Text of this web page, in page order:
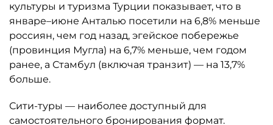
культуры и туризма Турции показывает, что в
январе–июне Анталью посетили на 6,8% меньше
россиян, чем год назад, эгейское побережье
(провинция Мугла) на 6,7% меньше, чем годом
ранее, а Стамбул (включая транзит) — на 13,7%
больше.
Сити-туры — наиболее доступный для
самостоятельного бронирования формат.